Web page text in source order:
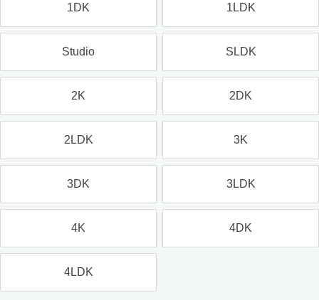
1DK 1LDK
Studio SLDK
2K 2DK
2LDK 3K
3DK 3LDK
4K 4DK
4LDK